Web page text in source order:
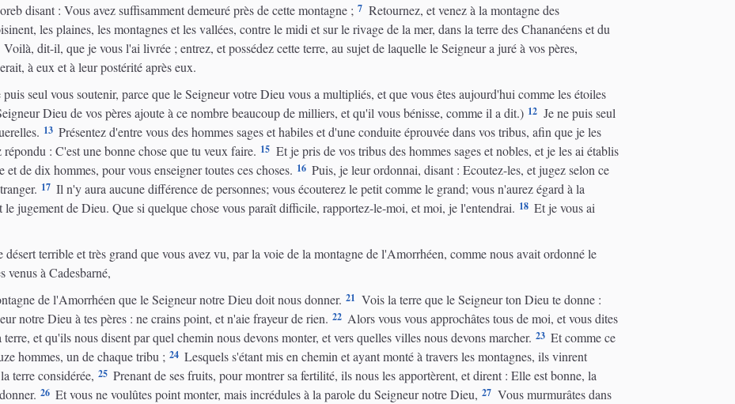
disant : Vous avez suffisamment demeuré près de cette montagne ; 7 Retournez, et venez à la montagne des
les plaines, les montagnes et les vallées, contre le midi et sur le rivage de la mer, dans la terre des Chananéens et du
Voilà, dit-il, que je vous l'ai livrée ; entrez, et possédez cette terre, au sujet de laquelle le Seigneur a juré à vos pères,
à eux et à leur postérité après eux.
puis seul vous soutenir, parce que le Seigneur votre Dieu vous a multipliés, et que vous êtes aujourd'hui comme les étoiles
Dieu de vos pères ajoute à ce nombre beaucoup de milliers, et qu'il vous bénisse, comme il a dit.) 12 Je ne puis seul
13 Présentez d'entre vous des hommes sages et habiles et d'une conduite éprouvée dans vos tribus, afin que je les
: C'est une bonne chose que tu veux faire. 15 Et je pris de vos tribus des hommes sages et nobles, et je les ai établis
de dix hommes, pour vous enseigner toutes ces choses. 16 Puis, je leur ordonnai, disant : Ecoutez-les, et jugez selon ce
17 Il n'y aura aucune différence de personnes; vous écouterez le petit comme le grand; vous n'aurez égard à la
le jugement de Dieu. Que si quelque chose vous paraît difficile, rapportez-le-moi, et moi, je l'entendrai. 18 Et je vous ai
désert terrible et très grand que vous avez vu, par la voie de la montagne de l'Amorrhéen, comme nous avait ordonné le
à Cadesbarné,
de l'Amorrhéen que le Seigneur notre Dieu doit nous donner. 21 Vois la terre que le Seigneur ton Dieu te donne :
notre Dieu à tes pères : ne crains point, et n'aie frayeur de rien. 22 Alors vous vous approchâtes tous de moi, et vous dites
et qu'ils nous disent par quel chemin nous devons monter, et vers quelles villes nous devons marcher. 23 Et comme ce
hommes, un de chaque tribu ; 24 Lesquels s'étant mis en chemin et ayant monté à travers les montagnes, ils vinrent
terre considérée, 25 Prenant de ses fruits, pour montrer sa fertilité, ils nous les apportèrent, et dirent : Elle est bonne, la
26 Et vous ne voulûtes point monter, mais incrédules à la parole du Seigneur notre Dieu, 27 Vous murmurâtes dans